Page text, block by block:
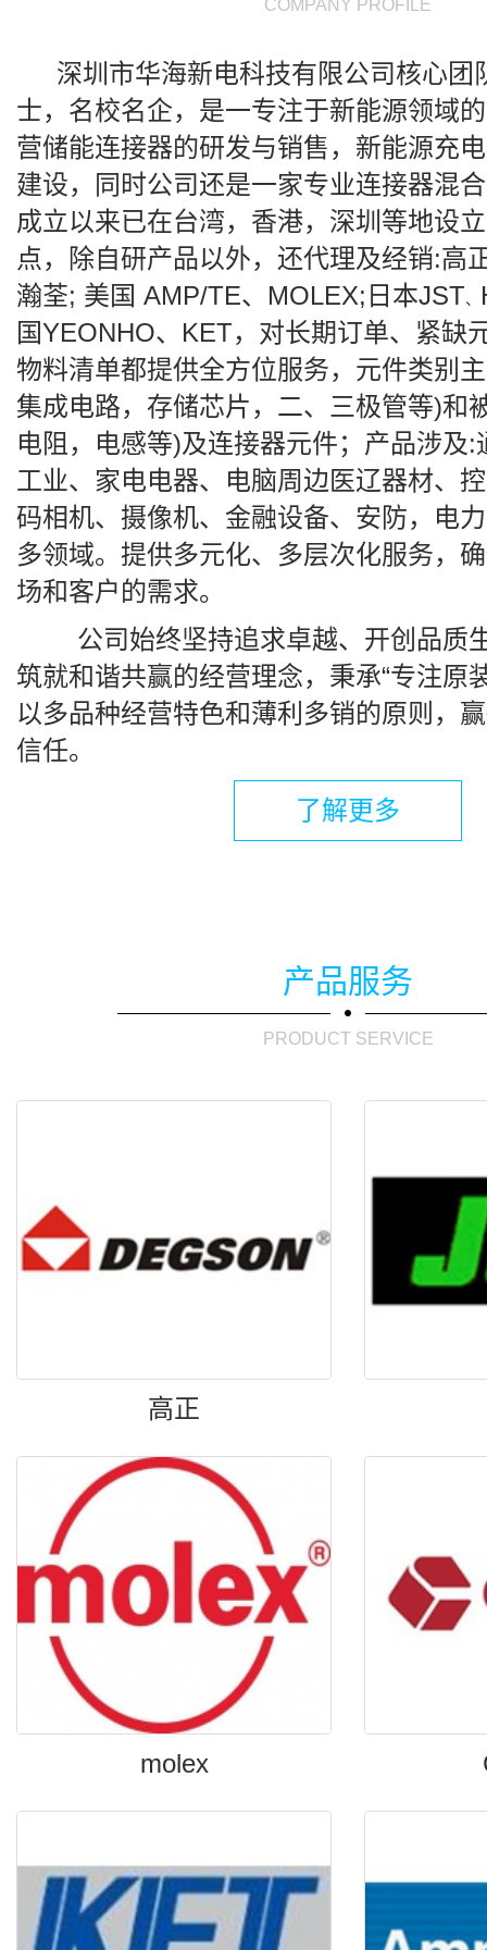
COMPANY PROFILE
深圳市华海新电科技有限公司核心团
士，名校名企，是一专注于新能源领域
营储能连接器的研发与销售，新能源充
建设，同时公司还是一家专业连接器混
成立以来已在台湾，香港，深圳等地设
点，除自研产品以外，还代理及经销:高
瀚荃; 美国 AMP/TE、 MOLEX; 日本JST、
国YEONHO、 KET，对长期订单、紧缺
物料清单都提供全方位服务，元件类别
集成电路，存储芯片，二、三极管等)和
电阻，电感等)及连接器元件；产品涉及:
工业、家电电器、电脑周边医辽器材、
码相机、摄像机、金融设备、安防，电
多领域。提供多元化、多层次化服务，
场和客户的需求。
公司始终坚持追求卓越、开创品质
筑就和谐共赢的经营理念，秉承“专注原
以多品种经营特色和薄利多销的原则，
信任。
了解更多
产品服务
PRODUCT SERVICE
高正
molex